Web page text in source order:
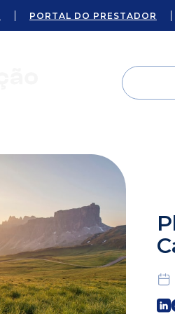
PORTAL DO PRESTADOR